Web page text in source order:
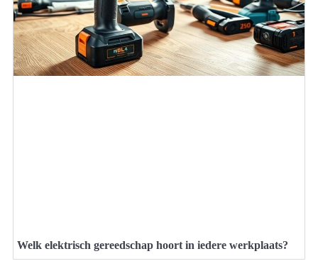
Welk elektrisch gereedschap hoort in iedere werkplaats?